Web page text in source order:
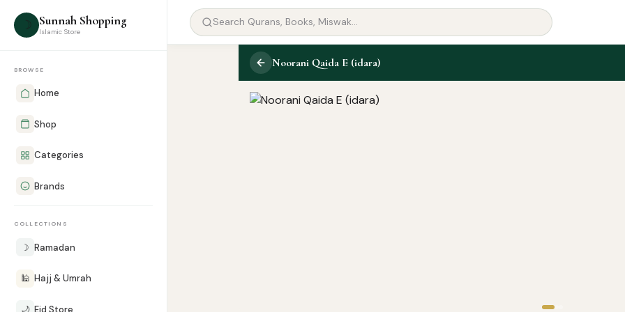
☽ Sunnah Shopping
Islamic Store
BROWSE
Home
Shop
Categories
Brands
COLLECTIONS
☽ Ramadan
🕌 Hajj & Umrah
🌙 Eid Store
Noorani Qaida E (idara)